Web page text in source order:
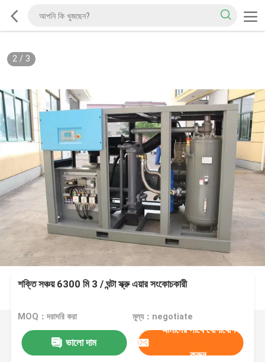
2/ 3
শক্তি সঞ্চয় 6300 মি 3 / ঘন্টা স্ক্রু এয়ার সংকোচকারী
MOQ：দরাদরি করা মূল্য：negotiate
ভালো দাম
আমাদের সাথে যোগাযোগ
করুন